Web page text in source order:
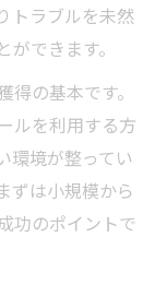
トラブルを未然
できます。
の基本です。
ルを利用する方
環境が整ってい
ずは小規模から
功のポイントで